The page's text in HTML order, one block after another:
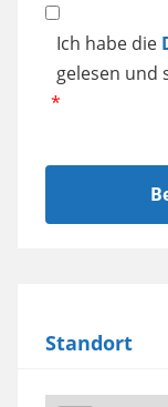
Datenschutz
Ich habe die
gelesen und
Standort